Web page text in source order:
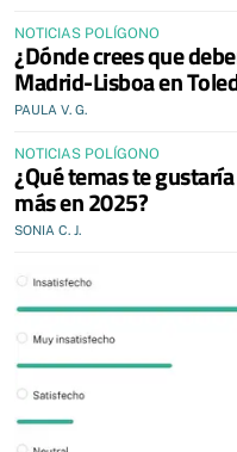
NOTICIAS POLÍGONO
¿Dónde crees que
Madrid-Lisboa en
PAULA V. G.
NOTICIAS POLÍGONO
¿Qué temas te
más en 2025?
SONIA C. J.